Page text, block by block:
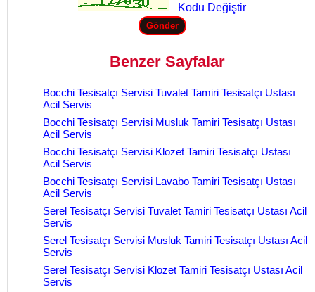
Kodu Değiştir
Benzer Sayfalar
Bocchi Tesisatçı Servisi Tuvalet Tamiri Tesisatçı Ustası
Acil Servis
Bocchi Tesisatçı Servisi Musluk Tamiri Tesisatçı Ustası
Acil Servis
Bocchi Tesisatçı Servisi Klozet Tamiri Tesisatçı Ustası
Acil Servis
Bocchi Tesisatçı Servisi Lavabo Tamiri Tesisatçı Ustası
Acil Servis
Serel Tesisatçı Servisi Tuvalet Tamiri Tesisatçı Ustası Acil
Servis
Serel Tesisatçı Servisi Musluk Tamiri Tesisatçı Ustası Acil
Servis
Serel Tesisatçı Servisi Klozet Tamiri Tesisatçı Ustası Acil
Servis